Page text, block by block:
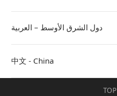
دول الشرق الأوسط – العربية
中文 - China
TOP